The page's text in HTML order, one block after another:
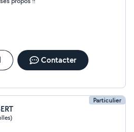
Contacter
Particulier